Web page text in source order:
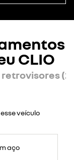
CLIO
(2)
veículo
aço